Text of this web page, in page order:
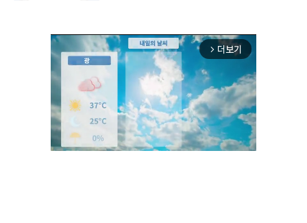
arrow_forward_ios 더보기